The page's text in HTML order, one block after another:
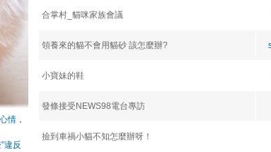
情，
違反
合掌村_貓咪家族會議
領養來的貓不會用貓砂 該怎麼辦?
小寶妹的鞋
發條接受NEWS98電台專訪
撿到車禍小貓不知怎麼辦呀！